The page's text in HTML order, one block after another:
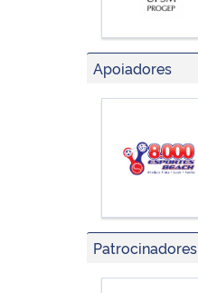
Apoiadores
Patrocinadores